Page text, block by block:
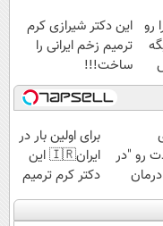
رو این دکتر شیرازی کرم
ترمیم زخم ایرانی را
ساخت!!!
رو "در
+
برای اولین بار در
ایران🇮🇷 این
دکتر کرم ترمیم
کننده 23 روزه
ساخت!